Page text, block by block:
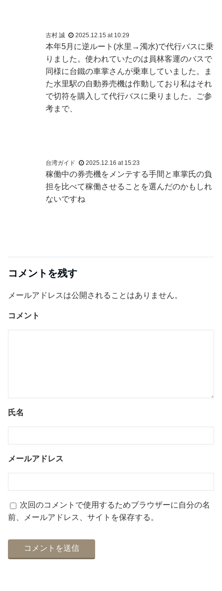
古村 誠 2025.12.15 at 10:29
本年5月に逆ルート(水里→濁水)で代行バスに乗
りました。使われていたのは員林客運のバスで
同様に台鐵の車掌さんが乗車していました。ま
た水里駅の自動券売機は作動しており私はそれ
で切符を購入して代行バスに乗りました。ご参
考まで、
台湾ガイド 2025.12.16 at 15:23
稼働中の券売機をメンテする手間と車掌氏の負
担を比べて稼働させることを選んだのかもしれ
ないですね
コメントを残す
メールアドレスは公開されることはありません。
コメント
氏名
メールアドレス
次回のコメントで使用するためブラウザーに自分の名
前、メールアドレス、サイトを保存する。